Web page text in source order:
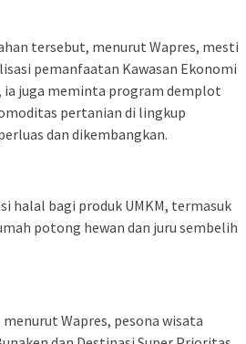
tersebut, menurut Wapres, mesti
pemanfaatan Kawasan Ekonomi
ia juga meminta program demplot
pertanian di lingkup
dan dikembangkan.
halal bagi produk UMKM, termasuk
potong hewan dan juru sembelih
Wapres, pesona wisata